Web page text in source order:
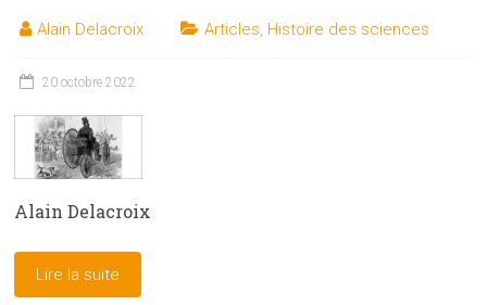
Alain Delacroix Articles, Histoire des sciences
20 octobre 2022
Alain Delacroix
Lire la suite